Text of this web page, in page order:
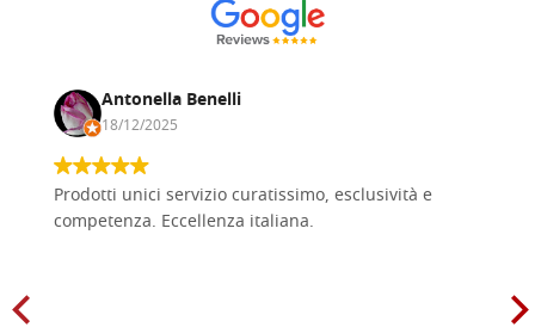
Antonella Benelli
18/12/2025
Prodotti unici servizio curatissimo, esclusività e
competenza. Eccellenza italiana.